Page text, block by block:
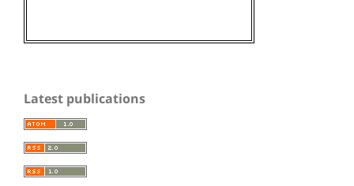
Latest publications